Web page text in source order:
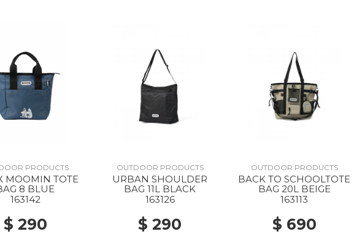
PRODUCTS
MOOMIN TOTE
8 BLUE
163142
$ 290
OUTDOOR PRODUCTS
URBAN SHOULDER
BAG 11L BLACK
163126
$ 290
OUTDOOR PRODUCTS
BACK TO SCHOOLTOTE
BAG 20L BEIGE
163113
$ 690